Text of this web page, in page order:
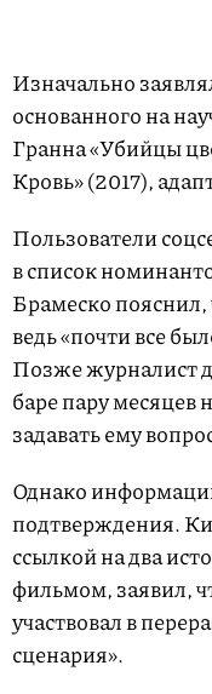
Изначально
основанного на
Гранна «Убийцы
Кровь» (2017),
Пользователи
в список
Брамеско пояснил,
ведь «почти все
Позже журналист
баре пару месяцев
задавать ему
Однако
подтверждения.
ссылкой на два
фильмом, заявил,
участвовал в
сценария».